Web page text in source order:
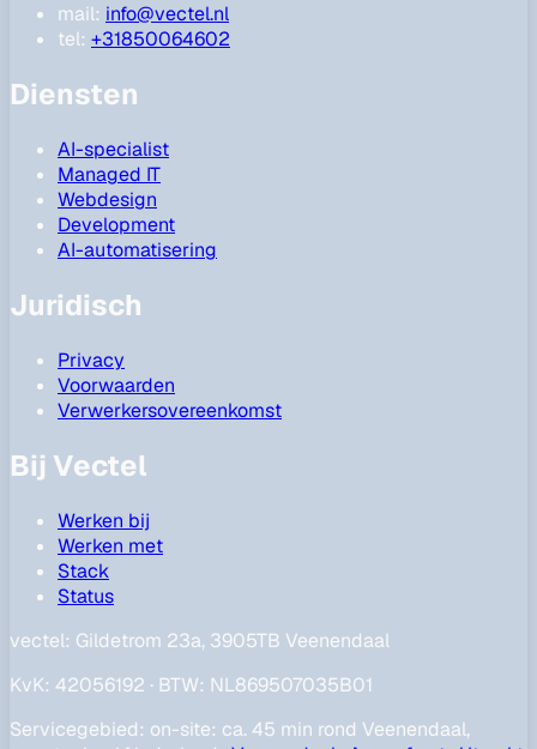
mail: info@vectel.nl
tel: +31850064602
Diensten
AI-specialist
Managed IT
Webdesign
Development
AI-automatisering
Juridisch
Privacy
Voorwaarden
Verwerkersovereenkomst
Bij Vectel
Werken bij
Werken met
Stack
Status
vectel: Gildetrom 23a, 3905TB Veenendaal
KvK: 42056192 · BTW: NL869507035B01
Servicegebied: on-site: ca. 45 min rond Veenendaal,